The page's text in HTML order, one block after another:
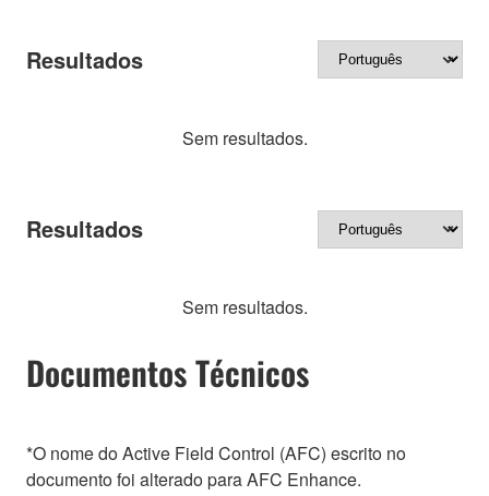
Resultados
Sem resultados.
Resultados
Sem resultados.
Documentos Técnicos
*O nome do Active Field Control (AFC) escrito no
documento foi alterado para AFC Enhance.